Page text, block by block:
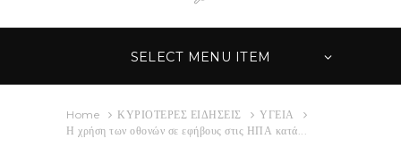
SELECT MENU ITEM
Home ΚΥΡΙΟΤΕΡΕΣ ΕΙΔΗΣΕΙΣ
ΥΓΕΙΑ
Η χρήση των οθονών σε εφήβους στις ΗΠΑ κατά...